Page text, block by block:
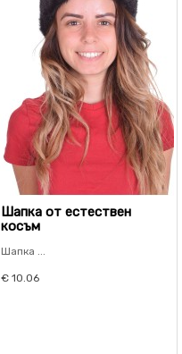
Шапка от естествен
косъм
Шапка ...
€ 10.06